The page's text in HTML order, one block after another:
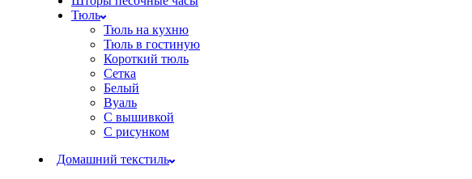
Тюль
Тюль на кухню
Тюль в гостиную
Короткий тюль
Сетка
Белый
Вуаль
С вышивкой
С рисунком
Домашний текстиль